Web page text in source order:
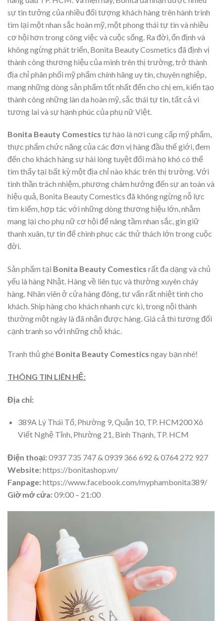
sự tin tưởng của nhiều đối tượng khách hàng trên hành trình
tìm lại một nhan sắc hoàn mỹ, một phong thái tự tin và nhiều
cơ hội hơn trong công việc và cuộc sống. Ra đời, ổn định và
không ngừng phát triển, Bonita Beauty Cosmetics đã định vị
thành công thương hiệu của mình trên thị trường, trở thành
địa chỉ phân phối mỹ phẩm chính hãng uy tín, chuyên nghiệp,
mang những dòng sản phẩm tốt nhất đến cho chị em, kiến tạo
thành công những làn da hoàn mỹ, sắc thái tự tin, tất cả vì
tương lai và sự hạnh phúc của phụ nữ Việt.
Bonita Beauty Comestics tự hào là nơi cung cấp mỹ phẩm,
thực phẩm chức năng của các đơn vị hàng đầu thế giới, đem
đến cho khách hàng sự hài lòng tuyệt đối mà họ khó có thể
tìm thấy tại bất kỳ một địa chỉ nào khác trên thị trường. Với
tinh thần trách nhiệm, phương châm hướng đến sự an toàn và
hiệu quả, Bonita Beauty Comestics đã không ngừng nỗ lực
tìm kiếm, hợp tác với những dòng thương hiệu lớn, nhằm
mang lại cho phụ nữ cơ hội để nâng tầm nhan sắc, gìn giữ
thanh xuân, tự tin để chinh phục các thử thách lớn trong cuộc
đời.
Sản phẩm tại Bonita Beauty Comestics rất đa dạng và chủ
yếu là hàng Nhật. Hàng về liên tục và thường xuyên cháy
hàng. Nhân viên ở cửa hàng đông, tư vấn rất nhiệt tình cho
khách. Ship hàng cho khách nhanh cực kì, trong nội thành
thường một ngày là đã nhận được hàng. Giá cả thì tương đối
cạnh tranh so với những chỗ khác.
Tranh thủ ghé Bonita Beauty Comestics ngay bạn nhé!
THÔNG TIN LIÊN HỆ:
Địa chỉ:
389A Lý Thái Tổ, Phường 9, Quận 10, TP. HCM200 Xô
Viết Nghệ Tĩnh, Phường 21, Bình Thạnh, TP. HCM
Điện thoại:0937 735 747 & 0939 366 692 & 0764 272 927
Website:https://bonitashop.vn/
Fanpage:https://www.facebook.com/myphambonita389/
Giờ mở cửa:09:00 – 21:00